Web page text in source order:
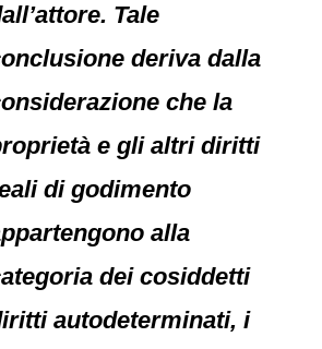
Tale
deriva dalla
che la
e gli altri diritti
di godimento
alla
dei cosiddetti
autodeterminati, i